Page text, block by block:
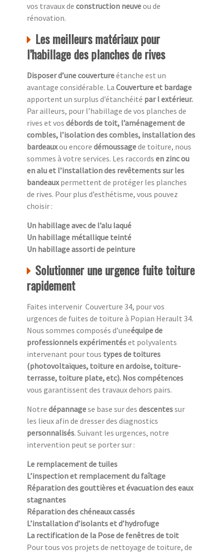
vos travaux de construction neuveou de
rénovation.
Les meilleurs matériaux pour
l’habillage des planches de rives
Disposer d’une couvertureétanche est un
avantage considérable. La Couverture et bardage
apportent un surplus d’étanchéité par l extérieur.
Par ailleurs, pour l’habillage de vos planches de
rives et vos débords de toit, l’aménagement de
combles, l’isolation des combles, installation des
bardeauxou encore démoussagede toiture, nous
sommes à votre services. Les raccords en zinc ou
en alu et l’installation des revêtements sur les
bandeauxpermettent de protéger les planches
de rives. Pour plus d’esthétisme, vous pouvez
choisir :
Un habillage avec de l’alu laqué
Un habillage métallique teinté
Un habillage assorti de peinture
Solutionner une urgence fuite toiture
rapidement
Faites intervenir Couverture 34, pour vos
urgences de fuites de toiture à Popian Herault 34.
Nous sommes composés d’uneéquipe de
professionnels expérimentéset polyvalents
intervenant pour tous types de toitures
(photovoltaïques, toiture en ardoise, toiture-
terrasse, toiture plate, etc). Nos compétences
vous garantissent des travaux dehors pairs.
Notre dépannagese base sur des descentessur
les lieux afin de dresser des diagnostics
personnalisés. Suivant les urgences, notre
intervention peut se porter sur :
Le remplacement de tuiles
L’inspection et remplacement du faîtage
Réparation des gouttières et évacuation des eaux
stagnantes
Réparation des chéneaux cassés
L’installation d’isolants et d’hydrofuge
La rectification de la Pose de fenêtres de toit
Pour tous vos projets de nettoyage de toiture, de